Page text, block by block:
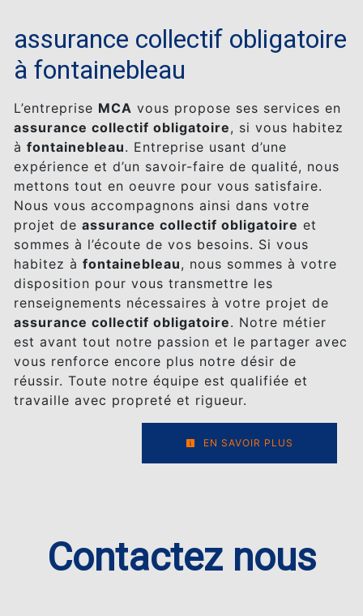
assurance collectif obligatoire
à fontainebleau
L’entreprise MCA vous propose ses services en
assurance collectif obligatoire, si vous habitez
à fontainebleau. Entreprise usant d’une
expérience et d’un savoir-faire de qualité, nous
mettons tout en oeuvre pour vous satisfaire.
Nous vous accompagnons ainsi dans votre
projet de assurance collectif obligatoire et
sommes à l’écoute de vos besoins. Si vous
habitez à fontainebleau, nous sommes à votre
disposition pour vous transmettre les
renseignements nécessaires à votre projet de
assurance collectif obligatoire. Notre métier
est avant tout notre passion et le partager avec
vous renforce encore plus notre désir de
réussir. Toute notre équipe est qualifiée et
travaille avec propreté et rigueur.
EN SAVOIR PLUS
Contactez nous